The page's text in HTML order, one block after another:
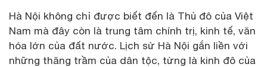
Hà Nội không chỉ được biết đến là Thủ đô của Việt
Nam mà đây còn là trung tâm chính trị, kinh tế, văn
hóa lớn của đất nước. Lịch sử Hà Nội gắn liền với
những thăng trầm của dân tộc, từng là kinh đô của